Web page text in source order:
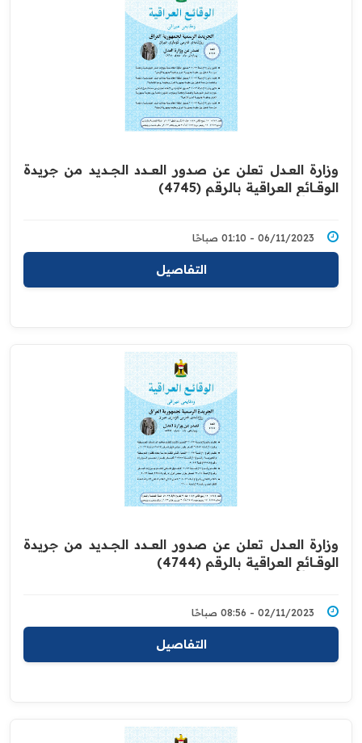
وزارة العــدل تعلن عن صدور العــــدد الجـــديد من جريدة
‏الوقــــائع العراقية بالرقم (4745)‏
06/11/2023 - 01:10 صباحًا
التفاصيل
وزارة العــدل تعلن عن صدور العــــدد الجـــديد من جريدة
‏الوقــــائع العراقية بالرقم (4744)‏
02/11/2023 - 08:56 صباحًا
التفاصيل